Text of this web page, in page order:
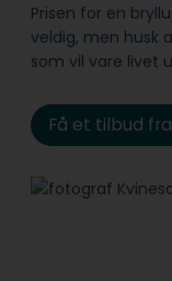
Prisen for en
veldig, men husk
som vil vare livet
Få et tilbud